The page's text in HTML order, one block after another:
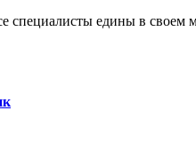
специалисты едины в